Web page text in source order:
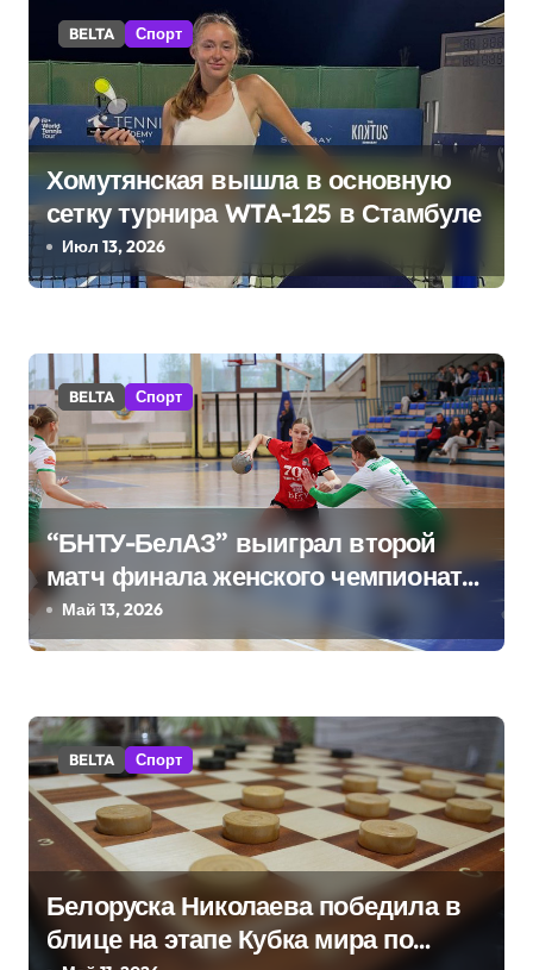
ц
и
я
п
о
а
п
и
с
я
м
BELTA Спорт
Хомутянская вышла в основную
сетку турнира WTA-125 в Стамбуле
Июл 13, 2026
BELTA Спорт
“БНТУ-БелАЗ” выиграл второй
матч финала женского чемпионата
Беларуси по гандболу
Май 13, 2026
BELTA Спорт
Белоруска Николаева победила в
блице на этапе Кубка мира по